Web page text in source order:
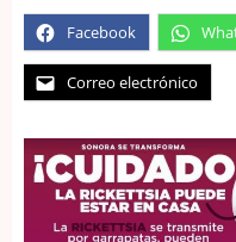
Facebook
Correo electrónico